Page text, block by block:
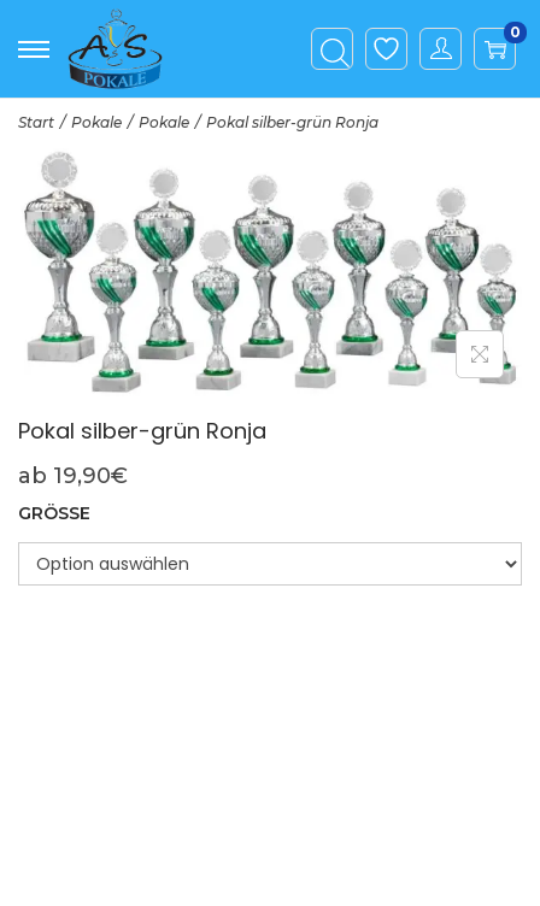
0
Start / Pokale / Pokale / Pokal silber-grün Ronja
Pokal silber-grün Ronja
ab 19,90€
GRÖSSE